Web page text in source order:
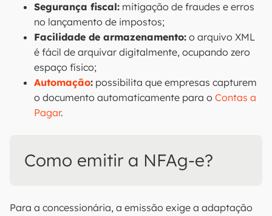
Segurança fiscal: mitigação de fraudes e erros
no lançamento de impostos;
Facilidade de armazenamento: o arquivo XML
é fácil de arquivar digitalmente, ocupando zero
espaço físico;
Automação: possibilita que empresas capturem
o documento automaticamente para o Contas a
Pagar.
Como emitir a NFAg-e?
Para a concessionária, a emissão exige a adaptação